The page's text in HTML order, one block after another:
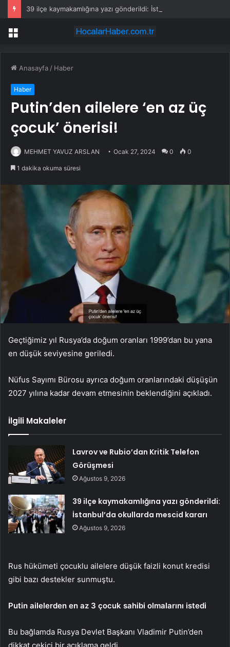
Menü
Anasayfa / Haber
Haber
Putin’den ailelere ‘en az üç
çocuk’ önerisi!
MEHMET YAVUZ ARSLAN Ocak 27, 2024 0 0
1 dakika okuma süresi
Geçtiğimiz yıl Rusya’da doğum oranları 1999’dan bu yana
en düşük seviyesine geriledi.
Nüfus Sayımı Bürosu ayrıca doğum oranlarındaki düşüşün
2027 yılına kadar devam etmesinin beklendiğini açıkladı.
İlgili Makaleler
Lavrov ve Rubio’dan Kritik Telefon
Görüşmesi
Ağustos 9, 2026
39 ilçe kaymakamlığına yazı gönderildi:
İstanbul’da okullarda mescid kararı
Ağustos 9, 2026
Rus hükümeti çocuklu ailelere düşük faizli konut kredisi
gibi bazı destekler sunmuştu.
Putin ailelerden en az 3 çocuk sahibi olmalarını istedi
Bu bağlamda Rusya Devlet Başkanı Vladimir Putin’den